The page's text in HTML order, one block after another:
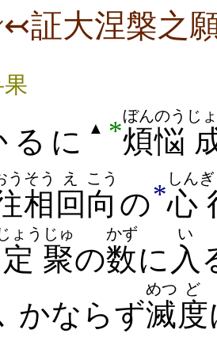
↢証大涅槃之
果
るに ▲ *煩悩
ぼんのう じ
相
うそう
回
え
向
こう
の*心
しん
ょう
聚
じゅ
の数
かず
に 入
い
かならず滅
めつ
度
ど